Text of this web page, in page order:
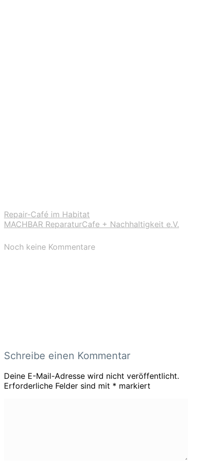
Repair-Café im Habitat
MACHBAR ReparaturCafe + Nachhaltigkeit e.V.
Noch keine Kommentare
Schreibe einen Kommentar
Deine E-Mail-Adresse wird nicht veröffentlicht.
Erforderliche Felder sind mit * markiert